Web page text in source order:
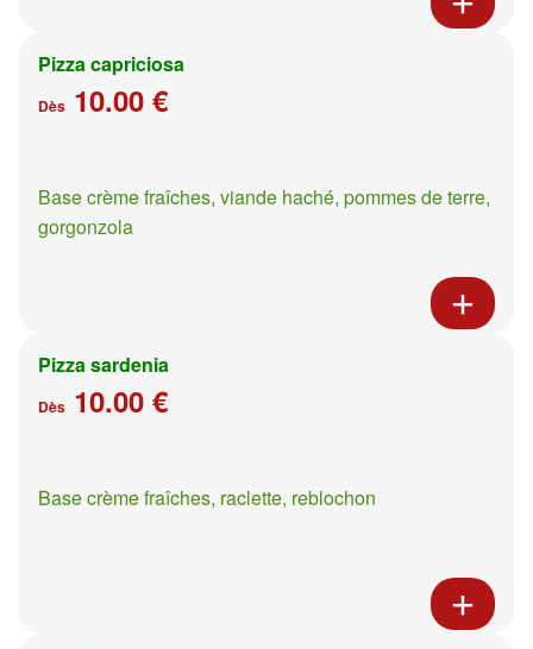
Pizza capriciosa
Dès 10.00 €
Base crème fraîches, viande haché, pommes de terre,
gorgonzola
Pizza sardenia
Dès 10.00 €
Base crème fraîches, raclette, reblochon